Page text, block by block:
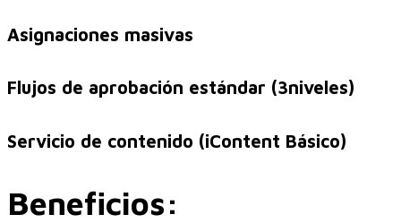
Asignaciones masivas
Flujos de aprobación estándar (3niveles)
Servicio de contenido (iContent Básico)
Beneficios: